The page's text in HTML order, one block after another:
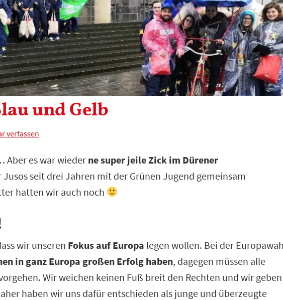
und Gelb
verfassen
Aber es war wieder ne super jeile Zick im Dürener
Jusos seit drei Jahren mit der Grünen Jugend gemeinsam
hatten wir auch noch
wir unseren Fokus auf Europa legen wollen. Bei der
in ganz Europa großen Erfolg haben, dagegen müssen alle
Wir weichen keinen Fuß breit den Rechten und wir geben
haben wir uns dafür entschieden als junge und überzeugte